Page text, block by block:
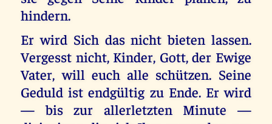
hindern.
Er wird Sich das nicht bieten lassen.
Vergesst nicht, Kinder, Gott, der Ewige
Vater, will euch alle schützen. Seine
Geduld ist endgültig zu Ende. Er wird
— bis zur allerletzten Minute —